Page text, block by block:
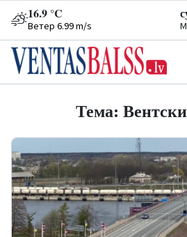
16.9 °C
Ветер 6.99 m/s
Тема: